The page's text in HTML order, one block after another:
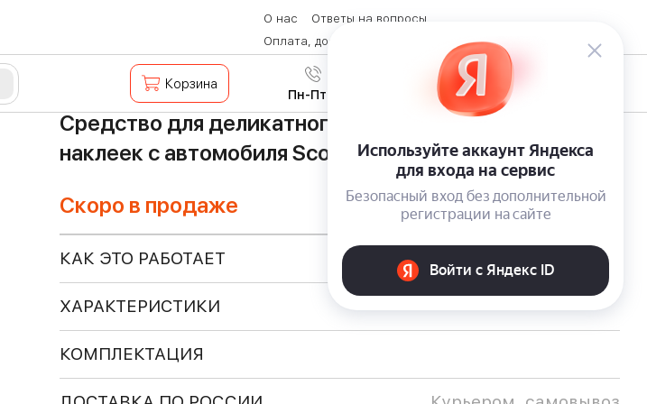
О нас
Ответы на вопросы
Оплата, доставка и возврат товара
Контакты
Корзина 8 (800) 600-28-07
Пн-Пт с 9:00 до 19:00
Средство для деликатного удаления следов скотча и
наклеек с автомобиля Scotch Remover
Скоро в продаже
КАК ЭТО РАБОТАЕТ
ХАРАКТЕРИСТИКИ
КОМПЛЕКТАЦИЯ